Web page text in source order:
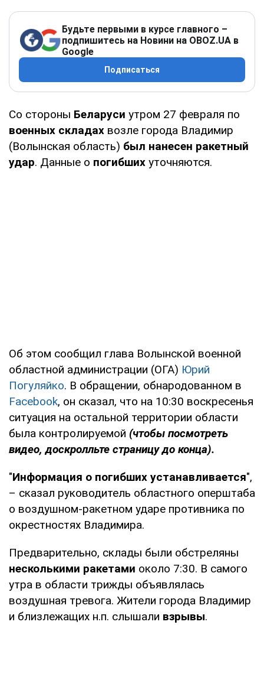
Будьте первыми в курсе главного –
подпишитесь на Новини на OBOZ.UA в
Google
Подписаться
Со стороны Беларуси утром 27 февраля по
военных складах возле города Владимир
(Волынская область) был нанесен ракетный
удар. Данные о погибших уточняются.
Об этом сообщил глава Волынской военной
областной администрации (ОГА) Юрий
Погуляйко. В обращении, обнародованном в
Facebook, он сказал, что на 10:30 воскресенья
ситуация на остальной территории области
была контролируемой (чтобы посмотреть
видео, доскролльте страницу до конца).
"Информация о погибших устанавливается",
– сказал руководитель областного оперштаба
о воздушном-ракетном ударе противника по
окрестностях Владимира.
Предварительно, склады были обстреляны
несколькими ракетами около 7:30. В самого
утра в области трижды объявлялась
воздушная тревога. Жители города Владимир
и близлежащих н.п. слышали взрывы.